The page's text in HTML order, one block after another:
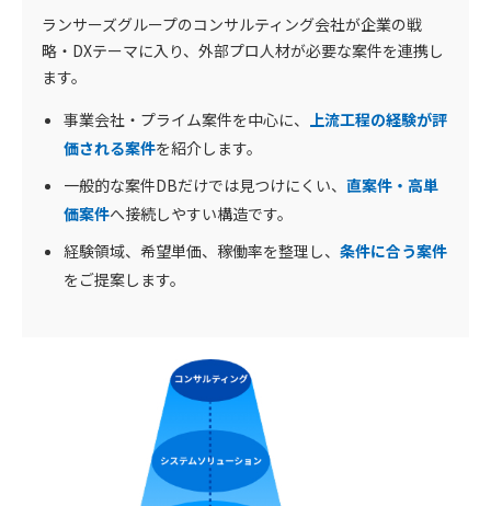
ランサーズグループのコンサルティング会社が企業の戦
略・DXテーマに入り、外部プロ人材が必要な案件を連携し
ます。
事業会社・プライム案件を中心に、
上流工程の経験が評
価される案件を紹介します。
一般的な案件DBだけでは見つけにくい、 直案件・高単
価案件へ接続しやすい構造です。
経験領域、希望単価、稼働率を整理し、 条件に合う案件
をご提案します。